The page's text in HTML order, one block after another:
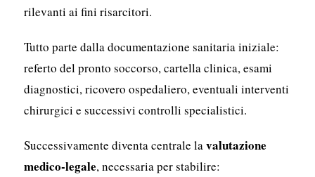
rilevanti ai fini risarcitori.
Tutto parte dalla documentazione sanitaria iniziale:
referto del pronto soccorso, cartella clinica, esami
diagnostici, ricovero ospedaliero, eventuali interventi
chirurgici e successivi controlli specialistici.
Successivamente diventa centrale lavalutazione
medico-legale, necessaria per stabilire: